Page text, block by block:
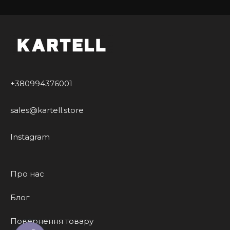
вартий вашого пристрою! Ми завжди раді
+380994376001
sales@kartell.store
Instagram
Про нас
Блог
Повернення товару